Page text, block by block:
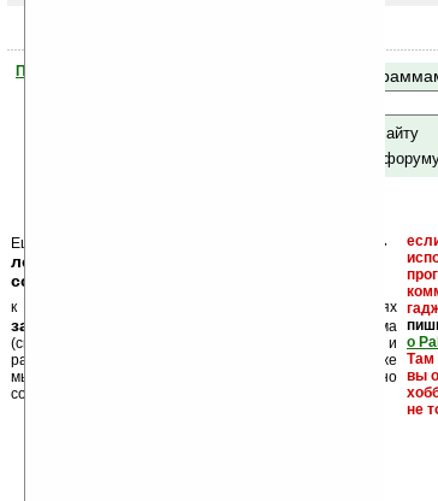
Помогите Ладошкам стать лучше
Поиск по
только по сайту
по сайту и
Еще раз обращаем внимание, что
кейгены, кряки -
лекарства, серийные номера, ключи и
ссылки на варезные сайты
о
Там
вы
не
к публикации на нашем сайте в комментариях
запрещены
, как и несанкционированная реклама
(спам). Мы поддерживаем авторов программ и
развитие легального программного обеспечения. Также
мы призываем Вас поддерживать авторов, особенно
создающих бесплатные (freeware) программы.